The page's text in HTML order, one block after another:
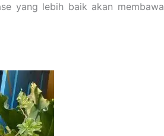
yang lebih baik akan membawa